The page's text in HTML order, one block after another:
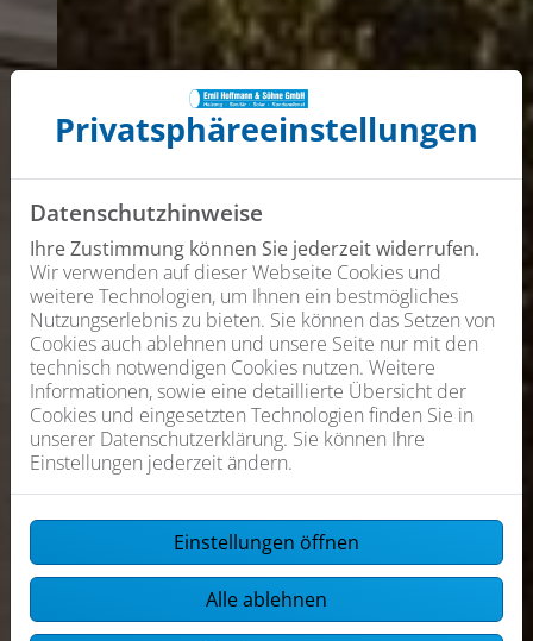
Privatsphäre­einstellungen
Datenschutzhinweise
Ihre Zustimmung können Sie jederzeit widerrufen.
Wir verwenden auf dieser Webseite Cookies und
weitere Technologien, um Ihnen ein bestmögliches
Nutzungserlebnis zu bieten. Sie können das Setzen von
Cookies auch ablehnen und unsere Seite nur mit den
technisch notwendigen Cookies nutzen. Weitere
Informationen, sowie eine detaillierte Übersicht der
Cookies und eingesetzten Technologien finden Sie in
unserer Datenschutzerklärung. Sie können Ihre
Einstellungen jederzeit ändern.
Einstellungen öffnen
Alle ablehnen